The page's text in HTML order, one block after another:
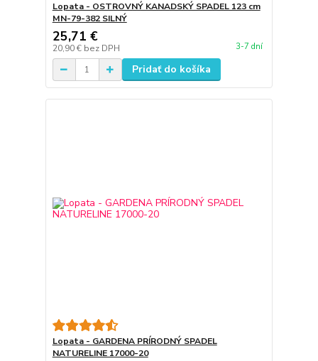
Lopata - OSTROVNÝ KANADSKÝ SPADEL 123 cm
MN-79-382 SILNÝ
25,71 €
20,90 € bez DPH 3-7 dní
Pridať do košíka
Lopata - GARDENA PRÍRODNÝ SPADEL
NATURELINE 17000-20